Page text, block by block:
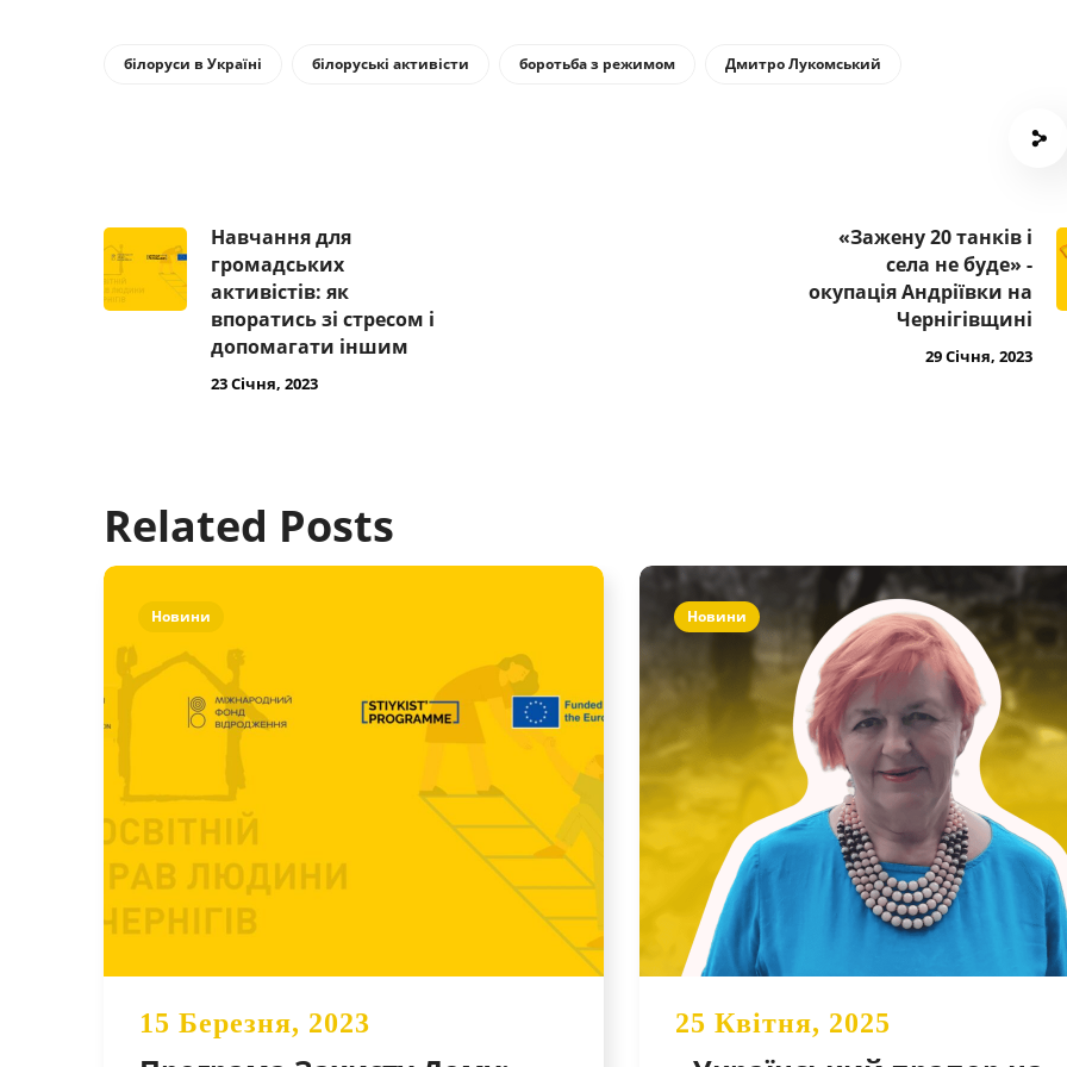
білоруси в Україні білоруські активісти боротьба з режимом Дмитро Лукомський
Навчання для
громадських
активістів: як
впоратись зі стресом і
допомагати іншим
23 Січня, 2023
«Зажену 20 танків і
села не буде» -
окупація Андріївки на
Чернігівщині
29 Січня, 2023
Related Posts
Новини
15 Березня, 2023
Новини
25 Квітня, 2025